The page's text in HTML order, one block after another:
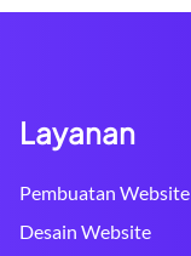
Layanan
Pembuatan Website
Desain Website